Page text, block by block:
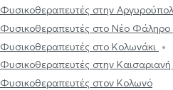
Φυσικοθεραπευτές στην
Φυσικοθεραπευτές στο Νέο Φάληρο
Φυσικοθεραπευτές στο Κολωνάκι
Φυσικοθεραπευτές στην Καισαριανή
Φυσικοθεραπευτές στον Κολωνό